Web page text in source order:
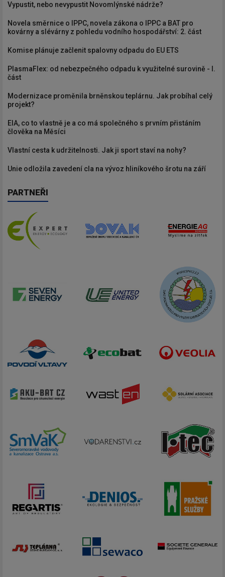
Vypustit, nebo nevypustit Novomlýnské nádrže?
Novela směrnice o IPPC, novela zákona o IPPC a BAT pro
kovárny a slévárny z pohledu vodního hospodářství: 2. část
Komise plánuje začlenit spalovny odpadu do EU ETS
PlasmaFlex: od nebezpečného odpadu k využitelné surovině - I.
část
Modernizace proměnila brněnskou teplárnu. Jak probíhal celý
projekt?
EIA, co to vlastně je a co má společného s prvním přistáním
člověka na Měsíci
Vlastní cesta k udržitelnosti. Jak ji sport staví na nohy?
Unie odložila zavedení cla na vývoz hliníkového šrotu na září
PARTNEŘI